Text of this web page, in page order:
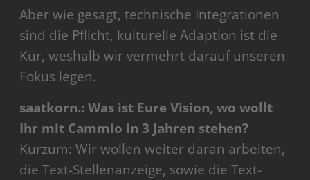
Aber wie gesagt, technische Integrationen
sind die Pflicht, kulturelle Adaption ist die
Kür, weshalb wir vermehrt darauf unseren
Fokus legen.
saatkorn.: Was ist Eure Vision, wo wollt
Ihr mit Cammio in 3 Jahren stehen?
Kurzum: Wir wollen weiter daran arbeiten,
die Text-Stellenanzeige, sowie die Text-